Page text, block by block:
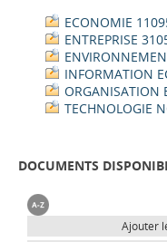
ECONOMIE
ENTREPRISE
INFORMATION
ORGANISATION
TECHNOLOGIE
DOCUMENTS
Ajouter